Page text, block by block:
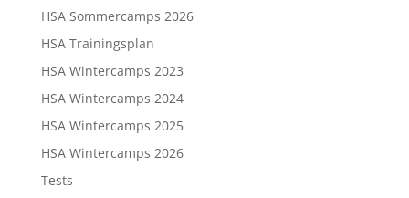
HSA Sommercamps 2026
HSA Trainingsplan
HSA Wintercamps 2023
HSA Wintercamps 2024
HSA Wintercamps 2025
HSA Wintercamps 2026
Tests